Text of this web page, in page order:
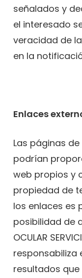
señalados y
el interesado
veracidad de
en la
Enlaces
Las páginas
podrían
web propios y
propiedad de
los enlaces es
posibilidad de
OCULAR
responsabiliza
resultados